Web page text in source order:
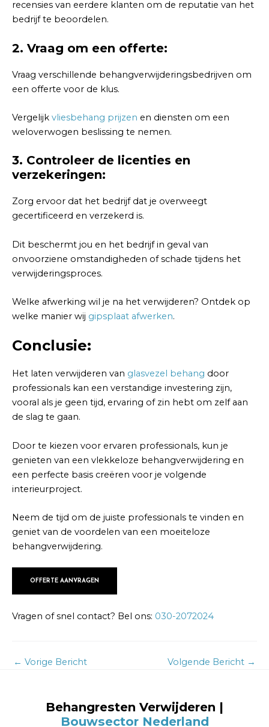
recensies van eerdere klanten om de reputatie van het
bedrijf te beoordelen.
2. Vraag om een offerte:
Vraag verschillende behangverwijderingsbedrijven om
een offerte voor de klus.
Vergelijk vliesbehang prijzen en diensten om een
weloverwogen beslissing te nemen.
3. Controleer de licenties en
verzekeringen:
Zorg ervoor dat het bedrijf dat je overweegt
gecertificeerd en verzekerd is.
Dit beschermt jou en het bedrijf in geval van
onvoorziene omstandigheden of schade tijdens het
verwijderingsproces.
Welke afwerking wil je na het verwijderen? Ontdek op
welke manier wij gipsplaat afwerken.
Conclusie:
Het laten verwijderen van glasvezel behang door
professionals kan een verstandige investering zijn,
vooral als je geen tijd, ervaring of zin hebt om zelf aan
de slag te gaan.
Door te kiezen voor ervaren professionals, kun je
genieten van een vlekkeloze behangverwijdering en
een perfecte basis creëren voor je volgende
interieurproject.
Neem de tijd om de juiste professionals te vinden en
geniet van de voordelen van een moeiteloze
behangverwijdering.
OFFERTE AANVRAGEN
Vragen of snel contact? Bel ons: 030-2072024
← Vorige Bericht Volgende Bericht →
Behangresten Verwijderen |
Bouwsector Nederland